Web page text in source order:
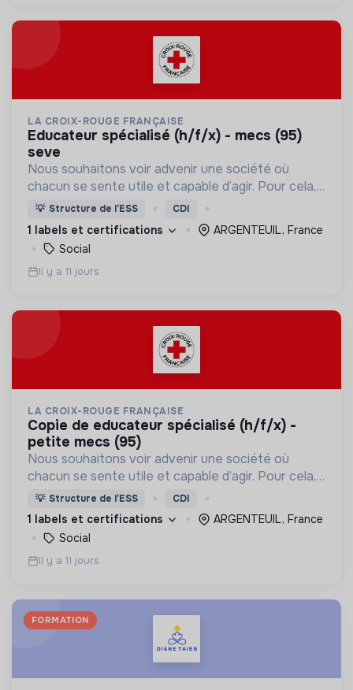
LA CROIX-ROUGE FRANÇAISE
educateur spécialisé (h/f/x) - mecs (95)
seve
Nous souhaitons voir advenir une société où
chacun se sente utile et capable d’agir. Pour cela,
nous proposons des moyens et des lieux
d’engagement innovants et adaptés à tous.
💡 Structure de l’ESS CDI
1 labels et certifications
ARGENTEUIL, France
Social
Il y a 11 jours
LA CROIX-ROUGE FRANÇAISE
copie de educateur spécialisé (h/f/x) -
petite mecs (95)
Nous souhaitons voir advenir une société où
chacun se sente utile et capable d’agir. Pour cela,
nous proposons des moyens et des lieux
d’engagement innovants et adaptés à tous.
💡 Structure de l’ESS CDI
1 labels et certifications
ARGENTEUIL, France
Social
Il y a 11 jours
FORMATION